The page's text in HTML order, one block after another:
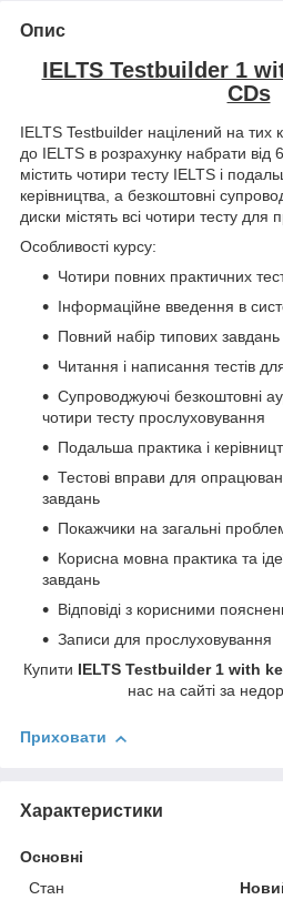
Опис
IELTS Testbuilder 1
CDs
IELTS Testbuilder націлений на тих
до IELTS в розрахунку набрати від
містить чотири тесту IELTS і
керівництва, а безкоштовні
диски містять всі чотири тесту для
Особливості курсу:
Чотири повних практичних
Інформаційне введення в
Повний набір типових
Читання і написання тестів
Супроводжуючі безкоштовні
чотири тесту прослуховування
Подальша практика і
Тестові вправи для
завдань
Покажчики на загальні
Корисна мовна практика та
завдань
Відповіді з корисними
Записи для прослуховування
Купити IELTS Testbuilder 1 with
нас на сайті за
Приховати
Характеристики
Основні
Стан